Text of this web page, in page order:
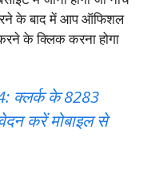
के बाद में आप ऑफिशल
के क्लिक करना होगा
क्लर्क के 8283
करें मोबाइल से